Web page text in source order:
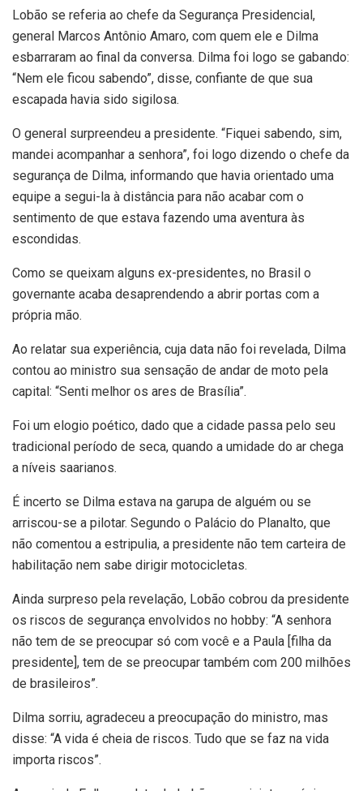
Lobão se referia ao chefe da Segurança Presidencial,
general Marcos Antônio Amaro, com quem ele e Dilma
esbarraram ao final da conversa. Dilma foi logo se gabando:
“Nem ele ficou sabendo”, disse, confiante de que sua
escapada havia sido sigilosa.
O general surpreendeu a presidente. “Fiquei sabendo, sim,
mandei acompanhar a senhora”, foi logo dizendo o chefe da
segurança de Dilma, informando que havia orientado uma
equipe a segui-la à distância para não acabar com o
sentimento de que estava fazendo uma aventura às
escondidas.
Como se queixam alguns ex-presidentes, no Brasil o
governante acaba desaprendendo a abrir portas com a
própria mão.
Ao relatar sua experiência, cuja data não foi revelada, Dilma
contou ao ministro sua sensação de andar de moto pela
capital: “Senti melhor os ares de Brasília”.
Foi um elogio poético, dado que a cidade passa pelo seu
tradicional período de seca, quando a umidade do ar chega
a níveis saarianos.
É incerto se Dilma estava na garupa de alguém ou se
arriscou-se a pilotar. Segundo o Palácio do Planalto, que
não comentou a estripulia, a presidente não tem carteira de
habilitação nem sabe dirigir motocicletas.
Ainda surpreso pela revelação, Lobão cobrou da presidente
os riscos de segurança envolvidos no hobby: “A senhora
não tem de se preocupar só com você e a Paula [filha da
presidente], tem de se preocupar também com 200 milhões
de brasileiros”.
Dilma sorriu, agradeceu a preocupação do ministro, mas
disse: “A vida é cheia de riscos. Tudo que se faz na vida
importa riscos”.